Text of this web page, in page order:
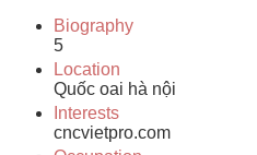
Biography
5
Location
Quốc oai hà nội
Interests
cncvietpro.com